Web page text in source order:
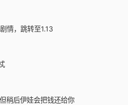
情，跳转至1.13
稍后伊娃会把钱还给你